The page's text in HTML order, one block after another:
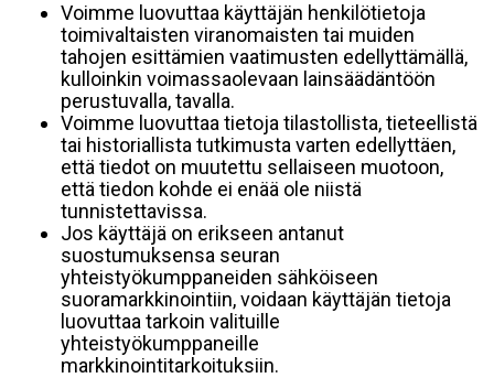
Voimme luovuttaa käyttäjän henkilötietoja
toimivaltaisten viranomaisten tai muiden
tahojen esittämien vaatimusten edellyttämällä,
kulloinkin voimassaolevaan lainsäädäntöön
perustuvalla, tavalla.
Voimme luovuttaa tietoja tilastollista, tieteellistä
tai historiallista tutkimusta varten edellyttäen,
että tiedot on muutettu sellaiseen muotoon,
että tiedon kohde ei enää ole niistä
tunnistettavissa.
Jos käyttäjä on erikseen antanut
suostumuksensa seuran
yhteistyökumppaneiden sähköiseen
suoramarkkinointiin, voidaan käyttäjän tietoja
luovuttaa tarkoin valituille
yhteistyökumppaneille
markkinointitarkoituksiin.